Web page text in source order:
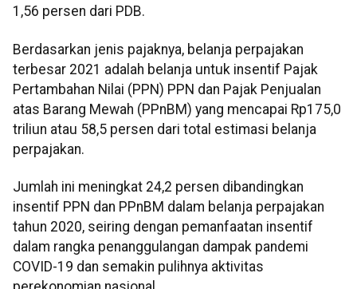
1,56 persen dari PDB.
Berdasarkan jenis pajaknya, belanja perpajakan
terbesar 2021 adalah belanja untuk insentif Pajak
Pertambahan Nilai (PPN) PPN dan Pajak Penjualan
atas Barang Mewah (PPnBM) yang mencapai Rp175,0
triliun atau 58,5 persen dari total estimasi belanja
perpajakan.
Jumlah ini meningkat 24,2 persen dibandingkan
insentif PPN dan PPnBM dalam belanja perpajakan
tahun 2020, seiring dengan pemanfaatan insentif
dalam rangka penanggulangan dampak pandemi
COVID-19 dan semakin pulihnya aktivitas